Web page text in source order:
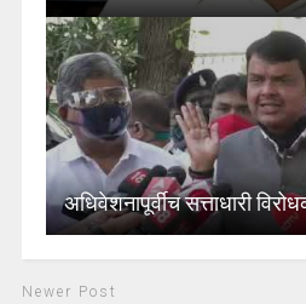
अधिवेशनापूर्वीच सत्ताधारी
Newer Post